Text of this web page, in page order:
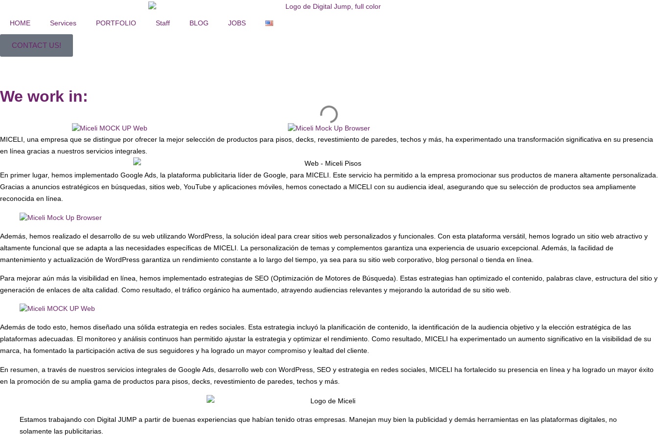
HOME Services PORTFOLIO Staff BLOG JOBS
CONTACT US!
We work in:
MICELI, una empresa que se distingue por ofrecer la mejor selección de productos para pisos, decks, revestimiento de paredes, techos y más, ha experimentado una transformación significativa en su presencia
en línea gracias a nuestros servicios integrales.
En primer lugar, hemos implementado Google Ads, la plataforma publicitaria líder de Google, para MICELI. Este servicio ha permitido a la empresa promocionar sus productos de manera altamente personalizada.
Gracias a anuncios estratégicos en búsquedas, sitios web, YouTube y aplicaciones móviles, hemos conectado a MICELI con su audiencia ideal, asegurando que su selección de productos sea ampliamente
reconocida en línea.
Además, hemos realizado el desarrollo de su web utilizando WordPress, la solución ideal para crear sitios web personalizados y funcionales. Con esta plataforma versátil, hemos logrado un sitio web atractivo y
altamente funcional que se adapta a las necesidades específicas de MICELI. La personalización de temas y complementos garantiza una experiencia de usuario excepcional. Además, la facilidad de
mantenimiento y actualización de WordPress garantiza un rendimiento constante a lo largo del tiempo, ya sea para su sitio web corporativo, blog personal o tienda en línea.
Para mejorar aún más la visibilidad en línea, hemos implementado estrategias de SEO (Optimización de Motores de Búsqueda). Estas estrategias han optimizado el contenido, palabras clave, estructura del sitio y
generación de enlaces de alta calidad. Como resultado, el tráfico orgánico ha aumentado, atrayendo audiencias relevantes y mejorando la autoridad de su sitio web.
Además de todo esto, hemos diseñado una sólida estrategia en redes sociales. Esta estrategia incluyó la planificación de contenido, la identificación de la audiencia objetivo y la elección estratégica de las
plataformas adecuadas. El monitoreo y análisis continuos han permitido ajustar la estrategia y optimizar el rendimiento. Como resultado, MICELI ha experimentado un aumento significativo en la visibilidad de su
marca, ha fomentado la participación activa de sus seguidores y ha logrado un mayor compromiso y lealtad del cliente.
En resumen, a través de nuestros servicios integrales de Google Ads, desarrollo web con WordPress, SEO y estrategia en redes sociales, MICELI ha fortalecido su presencia en línea y ha logrado un mayor éxito
en la promoción de su amplia gama de productos para pisos, decks, revestimiento de paredes, techos y más.
Estamos trabajando con Digital JUMP a partir de buenas experiencias que habían tenido otras empresas. Manejan muy bien la publicidad y demás herramientas en las plataformas digitales, no
solamente las publicitarias.